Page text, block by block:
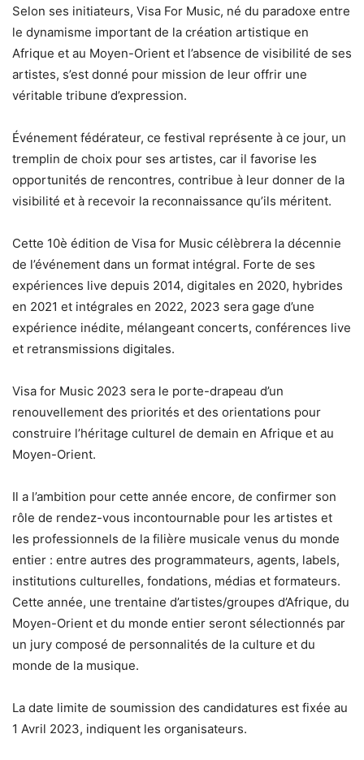
Selon ses initiateurs, Visa For Music, né du paradoxe entre
le dynamisme important de la création artistique en
Afrique et au Moyen-Orient et l’absence de visibilité de ses
artistes, s’est donné pour mission de leur offrir une
véritable tribune d’expression.
Événement fédérateur, ce festival représente à ce jour, un
tremplin de choix pour ses artistes, car il favorise les
opportunités de rencontres, contribue à leur donner de la
visibilité et à recevoir la reconnaissance qu’ils méritent.
Cette 10è édition de Visa for Music célèbrera la décennie
de l’événement dans un format intégral. Forte de ses
expériences live depuis 2014, digitales en 2020, hybrides
en 2021 et intégrales en 2022, 2023 sera gage d’une
expérience inédite, mélangeant concerts, conférences live
et retransmissions digitales.
Visa for Music 2023 sera le porte-drapeau d’un
renouvellement des priorités et des orientations pour
construire l’héritage culturel de demain en Afrique et au
Moyen-Orient.
Il a l’ambition pour cette année encore, de confirmer son
rôle de rendez-vous incontournable pour les artistes et
les professionnels de la filière musicale venus du monde
entier : entre autres des programmateurs, agents, labels,
institutions culturelles, fondations, médias et formateurs.
Cette année, une trentaine d’artistes/groupes d’Afrique, du
Moyen-Orient et du monde entier seront sélectionnés par
un jury composé de personnalités de la culture et du
monde de la musique.
La date limite de soumission des candidatures est fixée au
1 Avril 2023, indiquent les organisateurs.